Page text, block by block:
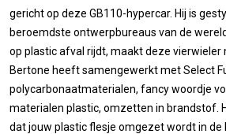
gericht op deze GB110-hypercar. Hij is
beroemdste ontwerpbureaus van de
op plastic afval rijdt, maakt deze vierwieler
Bertone heeft samengewerkt met Select
polycarbonaatmaterialen, fancy woordje
materialen plastic, omzetten in brandstof.
dat jouw plastic flesje omgezet wordt in de